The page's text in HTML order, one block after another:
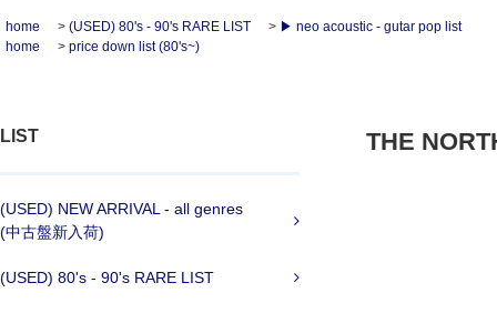
home > (USED) 80's - 90's RARE LIST > ▶ neo acoustic - gutar pop list
home
> price down list (80's~)
LIST
(USED) NEW ARRIVAL - all genres
(中古盤新入荷)
(USED) 80's - 90's RARE LIST
THE